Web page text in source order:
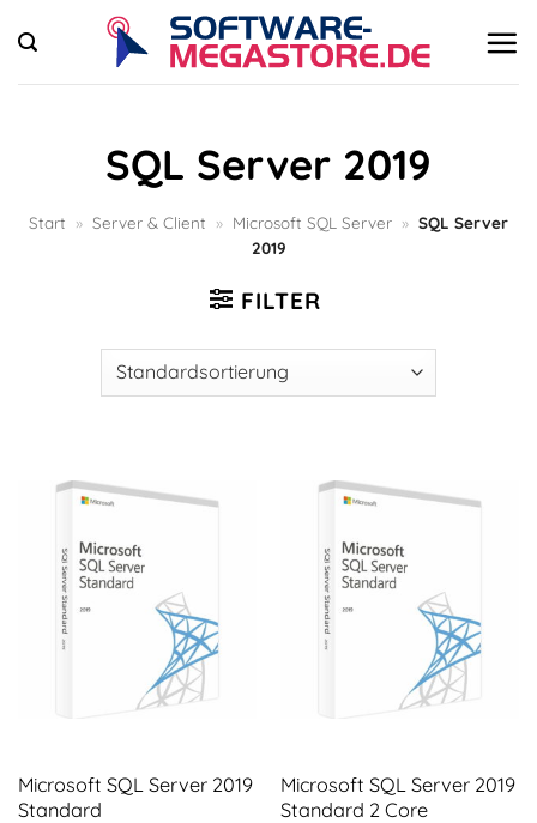
Inhalt
springen
SQL Server 2019
Start » Server & Client » Microsoft SQL Server » SQL Server
2019
FILTER
Microsoft SQL Server 2019
Standard
Microsoft SQL Server 2019
Standard 2 Core